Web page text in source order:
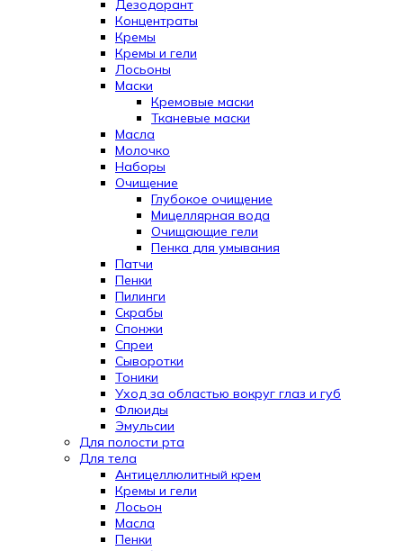
Дезодорант
Концентраты
Кремы
Кремы и гели
Лосьоны
Маски
Кремовые маски
Тканевые маски
Масла
Молочко
Наборы
Очищение
Глубокое очищение
Мицеллярная вода
Очищающие гели
Пенка для умывания
Патчи
Пенки
Пилинги
Скрабы
Спонжи
Спреи
Сыворотки
Тоники
Уход за областью вокруг глаз и губ
Флюиды
Эмульсии
Для полости рта
Для тела
Антицеллюлитный крем
Кремы и гели
Лосьон
Масла
Пенки